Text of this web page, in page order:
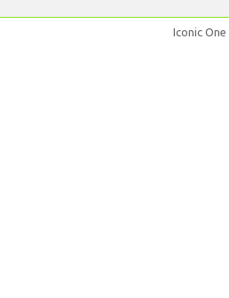
Iconic One